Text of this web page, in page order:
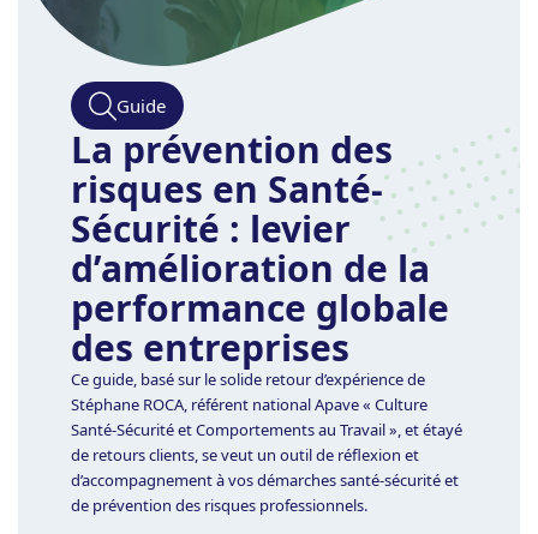
Guide
La prévention des
risques en Santé-
Sécurité : levier
d’amélioration de la
performance globale
des entreprises
Ce guide, basé sur le solide retour d’expérience de
Stéphane ROCA, référent national Apave « Culture
Santé-Sécurité et Comportements au Travail », et étayé
de retours clients, se veut un outil de réflexion et
d’accompagnement à vos démarches santé-sécurité et
de prévention des risques professionnels.